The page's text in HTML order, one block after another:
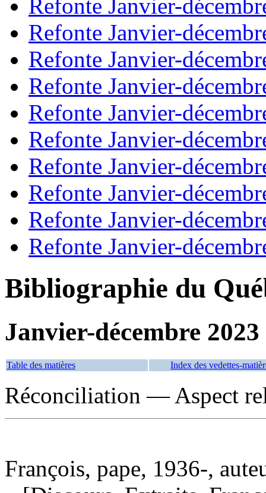
Refonte Janvier-
Refonte Janvier-
Refonte Janvier-
Refonte Janvier-
Refonte Janvier-
Refonte Janvier-
Refonte Janvier-
Refonte Janvier-
Refonte Janvier-
Refonte Janvier-
Bibliographie du
Janvier-décembre 2023
Table des matières Index des vedettes-
Réconciliation — Aspect
François, pape, 1936-,